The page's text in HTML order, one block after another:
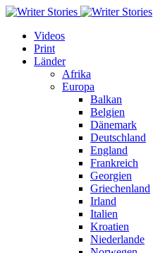
Videos
Print
Länder
Afrika
Europa
Balkan
Belgien
Dänemark
Deutschland
England
Frankreich
Georgien
Griechenland
Irland
Italien
Kroatien
Niederlande